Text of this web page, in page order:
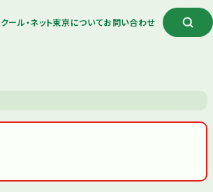
クール・ネット東京についてお問い合わせ